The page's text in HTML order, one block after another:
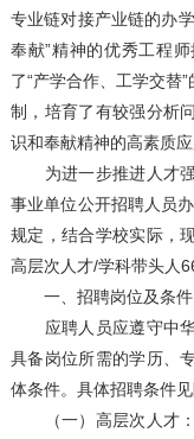
专业链对接产业链的办
奉献”精神的优秀工程
了“产学合作、工学交替
制，培育了有较强分析
识和奉献精神的高素质应
为进一步推进人才强
事业单位公开招聘人员
规定，结合学校实际，
高层次人才/学科带头人
一、招聘岗位及条件
应聘人员应遵守中华
具备岗位所需的学历、
体条件。具体招聘条件见
（一）高层次人才：